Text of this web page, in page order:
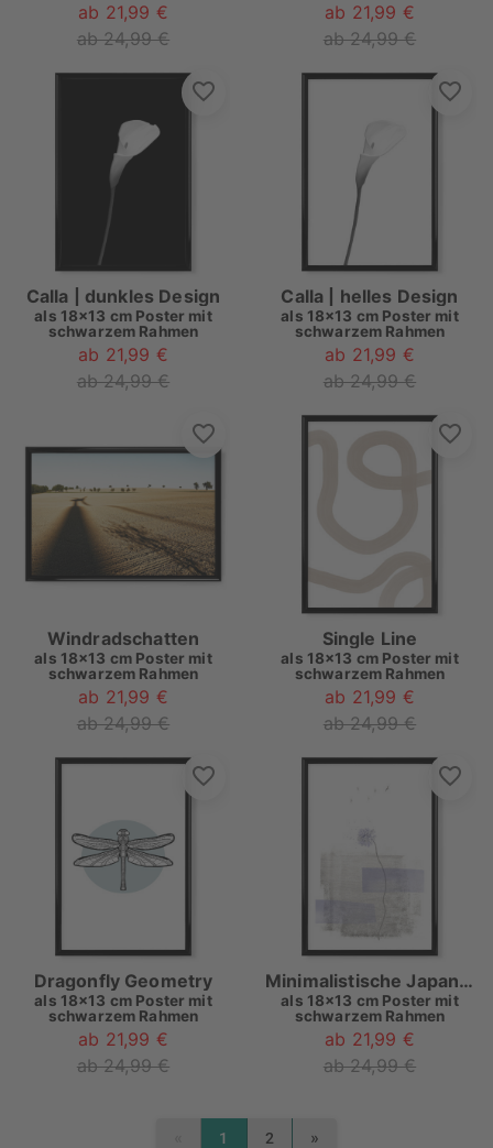
ab 21,99 €
ab 24,99 €
ab 21,99 €
ab 24,99 €
Calla | dunkles Design
als 18x13 cm Poster mit
schwarzem Rahmen
ab 21,99 €
ab 24,99 €
Calla | helles Design
als 18x13 cm Poster mit
schwarzem Rahmen
ab 21,99 €
ab 24,99 €
Windradschatten
als 18x13 cm Poster mit
schwarzem Rahmen
ab 21,99 €
ab 24,99 €
Single Line
als 18x13 cm Poster mit
schwarzem Rahmen
ab 21,99 €
ab 24,99 €
Dragonfly Geometry
als 18x13 cm Poster mit
schwarzem Rahmen
ab 21,99 €
ab 24,99 €
Minimalistische Japandi Naturszene
als 18x13 cm Poster mit
schwarzem Rahmen
ab 21,99 €
ab 24,99 €
1 2 »